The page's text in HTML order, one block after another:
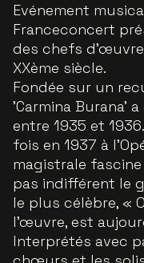
Evénement
Franceconcert
des chefs
XXème siècle.
Fondée sur un
'Carmina Burana'
entre 1935 et
fois en 1937 à
magistrale
pas indifférent le
le plus célèbre, «
l’œuvre, est
Interprétés avec